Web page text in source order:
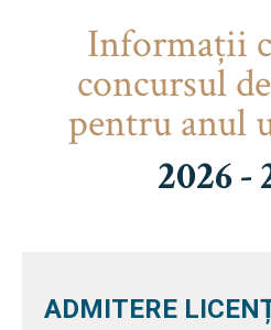
Informaţii
concursul
pentru anul
2026 -
ADMITERE